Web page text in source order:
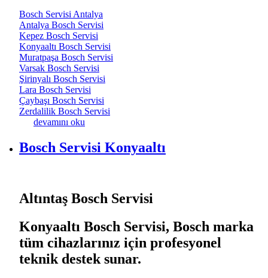
Bosch Servisi Antalya
Antalya Bosch Servisi
Kepez Bosch Servisi
Konyaaltı Bosch Servisi
Muratpaşa Bosch Servisi
Varsak Bosch Servisi
Şirinyalı Bosch Servisi
Lara Bosch Servisi
Çaybaşı Bosch Servisi
Zerdalilik Bosch Servisi
Bosch Servisi Muratpaşa hakkında
devamını oku
Bosch Servisi Konyaaltı
Altıntaş Bosch Servisi
Konyaaltı Bosch Servisi, Bosch marka
tüm cihazlarınız için profesyonel
teknik destek sunar.